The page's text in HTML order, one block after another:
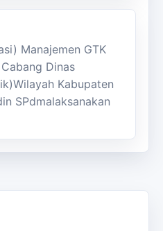
Manajemen GTK
Dinas
Kabupaten
SPdmalaksanakan